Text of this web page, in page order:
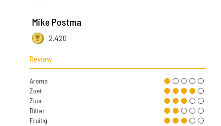
Mike Postma
2.420
Review
Aroma
Zoet
Zuur
Bitter
Fruitig